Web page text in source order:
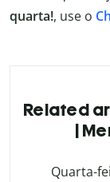
quarta!, use o
Related
|
Quarta-